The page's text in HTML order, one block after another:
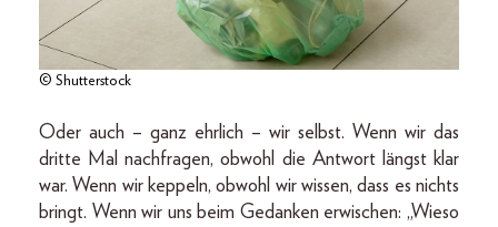
© Shutterstock
Oder auch – ganz ehrlich – wir selbst. Wenn wir das
dritte Mal nachfragen, obwohl die Antwort längst klar
war. Wenn wir keppeln, obwohl wir wissen, dass es nichts
bringt. Wenn wir uns beim Gedanken erwischen: „Wieso